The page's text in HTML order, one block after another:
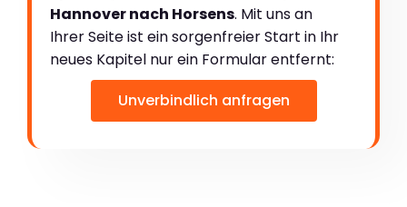
Hannover nach Horsens. Mit uns an
Ihrer Seite ist ein sorgenfreier Start in Ihr
neues Kapitel nur ein Formular entfernt:
Unverbindlich anfragen